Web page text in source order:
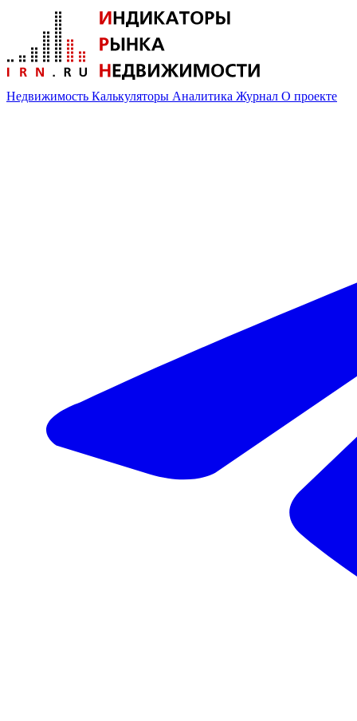
Недвижимость Калькуляторы Аналитика Журнал О проекте